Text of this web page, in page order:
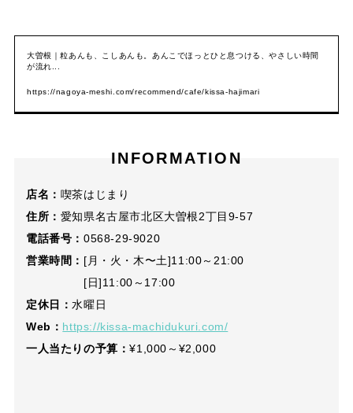
大曽根｜粒あんも、こしあんも。あんこでほっとひと息つける、やさしい時間
が流れ...
https://nagoya-meshi.com/recommend/cafe/kissa-hajimari
INFORMATION
店名： 喫茶はじまり
住所： 愛知県名古屋市北区大曽根2丁目9-57
電話番号： 0568-29-9020
営業時間： [月・火・木〜土]11:00～21:00
[日]11:00～17:00⁡
定休日：水曜日
Web： https://kissa-machidukuri.com/
一人当たりの予算：¥1,000～¥2,000